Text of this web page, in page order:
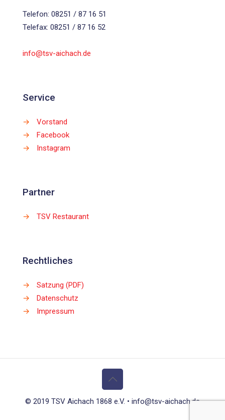
Telefon: 08251 / 87 16 51
Telefax: 08251 / 87 16 52
info@tsv-aichach.de
Service
→
Vorstand
→
Facebook
→
Instagram
Partner
→ TSV Restaurant
Rechtliches
→
Satzung (PDF)
→
Datenschutz
→
Impressum
© 2019 TSV Aichach 1868 e.V. • info@tsv-aichach.de